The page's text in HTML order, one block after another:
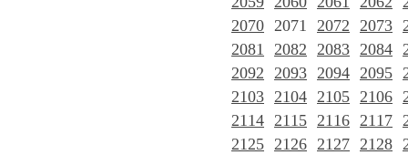
2070 2071 2072 2073
2081 2082 2083 2084
2092 2093 2094 2095
2103 2104 2105 2106
2114 2115 2116 2117
2125 2126 2127 2128